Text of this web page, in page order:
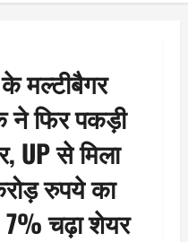
मल्टीबैगर
ने फिर पकड़ी
UP से मिला
रुपये का
चढ़ा शेयर